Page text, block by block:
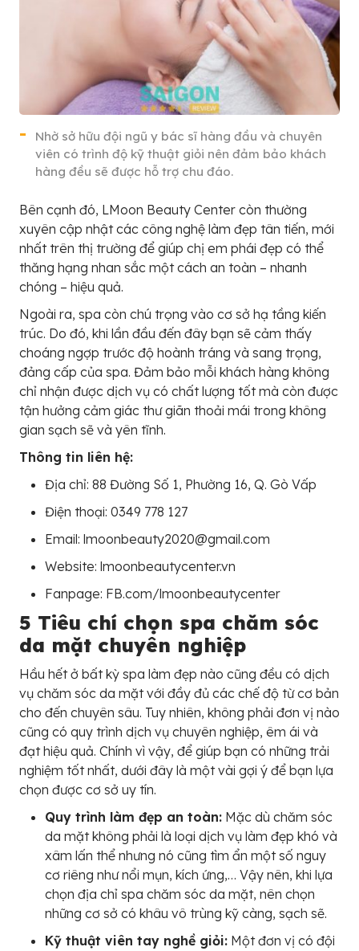
Nhờ sở hữu đội ngũ y bác sĩ hàng đầu và chuyên
viên có trình độ kỹ thuật giỏi nên đảm bảo khách
hàng đều sẽ được hỗ trợ chu đáo.
Bên cạnh đó, LMoon Beauty Center còn thường
xuyên cập nhật các công nghệ làm đẹp tân tiến, mới
nhất trên thị trường để giúp chị em phái đẹp có thể
thăng hạng nhan sắc một cách an toàn – nhanh
chóng – hiệu quả.
Ngoài ra, spa còn chú trọng vào cơ sở hạ tầng kiến
trúc. Do đó, khi lần đầu đến đây bạn sẽ cảm thấy
choáng ngợp trước độ hoành tráng và sang trọng,
đảng cấp của spa. Đảm bảo mỗi khách hàng không
chỉ nhận được dịch vụ có chất lượng tốt mà còn được
tận hưởng cảm giác thư giãn thoải mái trong không
gian sạch sẽ và yên tĩnh.
Thông tin liên hệ:
Địa chỉ: 88 Đường Số 1, Phường 16, Q. Gò Vấp
Điện thoại: 0349 778 127
Email: lmoonbeauty2020@gmail.com
Website: lmoonbeautycenter.vn
Fanpage: FB.com/lmoonbeautycenter
5 Tiêu chí chọn spa chăm sóc
da mặt chuyên nghiệp
Hầu hết ở bất kỳ spa làm đẹp nào cũng đều có dịch
vụ chăm sóc da mặt với đầy đủ các chế độ từ cơ bản
cho đến chuyên sâu. Tuy nhiên, không phải đơn vị nào
cũng có quy trình dịch vụ chuyên nghiệp, êm ái và
đạt hiệu quả. Chính vì vậy, để giúp bạn có những trải
nghiệm tốt nhất, dưới đây là một vài gợi ý để bạn lựa
chọn được cơ sở uy tín.
Quy trình làm đẹp an toàn: Mặc dù chăm sóc
da mặt không phải là loại dịch vụ làm đẹp khó và
xâm lấn thể nhưng nó cũng tìm ẩn một số nguy
cơ riêng như nổi mụn, kích ứng,… Vậy nên, khi lựa
chọn địa chỉ spa chăm sóc da mặt, nên chọn
những cơ sở có khâu vô trùng kỹ càng, sạch sẽ.
Kỹ thuật viên tay nghề giỏi: Một đơn vị có đội